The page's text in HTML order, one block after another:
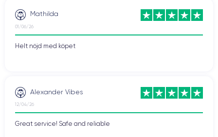
Mathilda
01/06/26
Helt nöjd med köpet
Alexander Vibes
12/04/26
Great service! Safe and reliable